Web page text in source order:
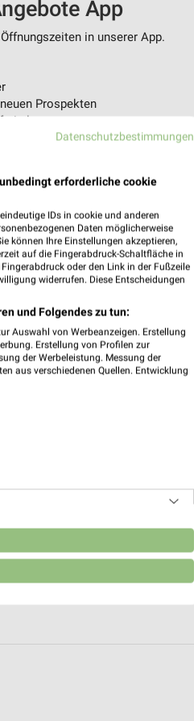
App
in unserer App.
Prospekten
planen
Datenschutzbestimmungen
erforderliche cookie
IDs in cookie und anderen
Daten möglicherweise
können Ihre Einstellungen akzeptieren,
auf die Fingerabdruck-Schaltfläche in
oder den Link in der Fußzeile
widerrufen. Diese Entscheidungen
und Folgendes zu tun:
Auswahl von Werbeanzeigen. Erstellung
Erstellung von Profilen zur
der Werbeleistung. Messung der
aus verschiedenen Quellen. Entwicklung